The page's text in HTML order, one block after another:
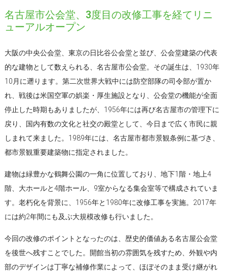
名古屋市公会堂、3度目の改修工事を経てリニ
ューアルオープン
大阪の中央公会堂、東京の日比谷公会堂と並び、公会堂建築の代表
的な建物として数えられる、名古屋市公会堂。その誕生は、1930年
10月に遡ります。第二次世界大戦中には防空部隊の司令部が置か
れ、戦後は米国空軍の娯楽・厚生施設となり、公会堂の機能が全面
停止した時期もありましたが、1956年には再び名古屋市の管理下に
戻り、国内有数の文化と社交の殿堂として、今日まで広く市民に親
しまれて来ました。1989年には、名古屋市都市景観条例に基づき、
都市景観重要建築物に指定されました。
建物は緑豊かな鶴舞公園の一角に位置しており、地下1階・地上4
階、大ホールと4階ホール、9室からなる集会室等で構成されていま
す。老朽化を背景に、1956年と1980年に改修工事を実施。2017年
には約2年間にも及ぶ大規模改修も行いました。
今回の改修のポイントとなったのは、歴史的価値ある名古屋公会堂
を後世へ残すことでした。開館当初の雰囲気を残すため、外観や内
部のデザインは丁寧な補修作業によって、ほぼそのまま受け継がれ